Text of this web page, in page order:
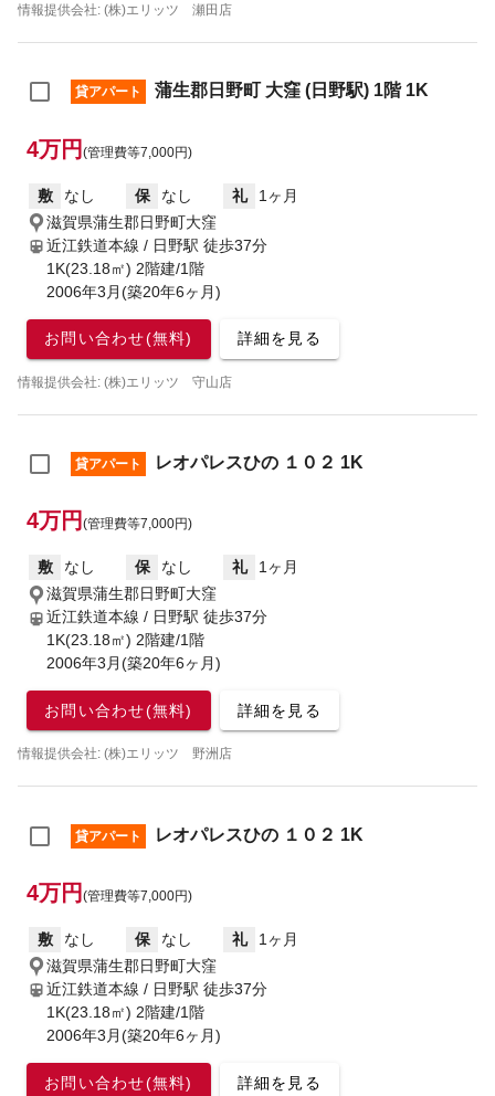
情報提供会社: (株)エリッツ 瀬田店
貸アパート 蒲生郡日野町 大窪 (日野駅) 1階 1K
4万円 (管理費等7,000円)
敷 なし 保 なし 礼
1ヶ月
滋賀県蒲生郡日野町大窪
近江鉄道本線 / 日野駅 徒歩37分
1K(23.18㎡) 2階建/1階
2006年3月(築20年6ヶ月)
お問い合わせ(無料) 詳細を見る
情報提供会社: (株)エリッツ 守山店
貸アパート レオパレスひの １０２ 1K
4万円 (管理費等7,000円)
敷 なし 保 なし 礼
1ヶ月
滋賀県蒲生郡日野町大窪
近江鉄道本線 / 日野駅 徒歩37分
1K(23.18㎡) 2階建/1階
2006年3月(築20年6ヶ月)
お問い合わせ(無料) 詳細を見る
情報提供会社: (株)エリッツ 野洲店
貸アパート レオパレスひの １０２ 1K
4万円 (管理費等7,000円)
敷 なし 保 なし 礼
1ヶ月
滋賀県蒲生郡日野町大窪
近江鉄道本線 / 日野駅 徒歩37分
1K(23.18㎡) 2階建/1階
2006年3月(築20年6ヶ月)
お問い合わせ(無料) 詳細を見る